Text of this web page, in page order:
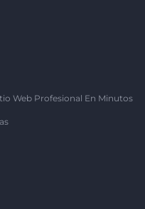
Web Profesional En Minutos